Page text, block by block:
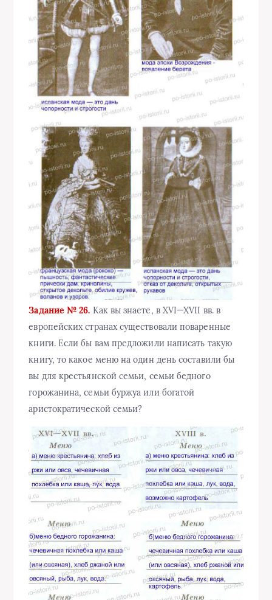
Задание № 26. Как вы знаете, в XVI—XVII вв. в
европейских странах существовали поваренные
книги. Если бы вам предложили написать такую
книгу, то какое меню на один день составили бы
вы для крестьянской семьи, семьи бедного
горожанина, семьи буржуа или богатой
аристократической семьи?